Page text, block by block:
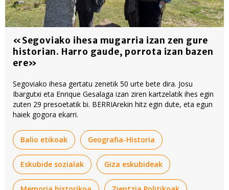
«Segoviako ihesa mugarria izan zen gure
historian. Harro gaude, porrota izan bazen
ere»
Segoviako ihesa gertatu zenetik 50 urte bete dira. Josu
Ibargutxi eta Enrique Gesalaga izan ziren kartzelatik ihes egin
zuten 29 presoetatik bi. BERRIArekin hitz egin dute, eta egun
haiek gogora ekarri.
Balio etikoak Geografia-Historia
Eskubide sozialak Giza eskubideak